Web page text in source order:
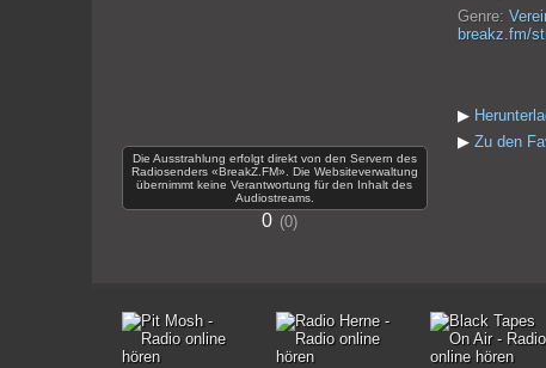
Die Ausstrahlung erfolgt direkt von den Servern des
Radiosenders «BreakZ.FM». Die Websiteverwaltung
übernimmt keine Verantwortung für den Inhalt des
Audiostreams.
0 0
Genre:
breakz.fm/
▶
▶ Zu den